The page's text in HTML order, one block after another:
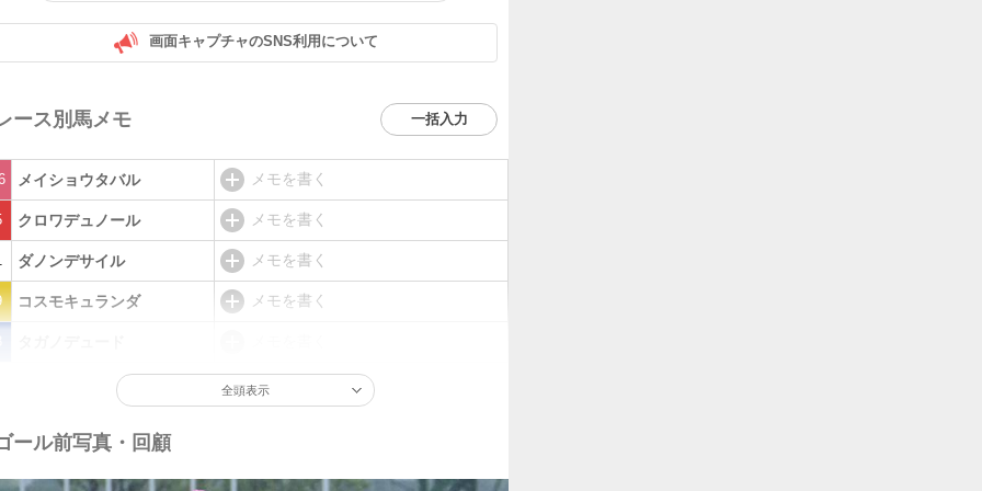
画面キャプチャのSNS利用について
ース別馬メモ 一括入力
メイショウタバル メモを書く
クロワデュノール メモを書く
ダノンデサイル メモを書く
コスモキュランダ メモを書く
全頭表示
ール前写真・回顧